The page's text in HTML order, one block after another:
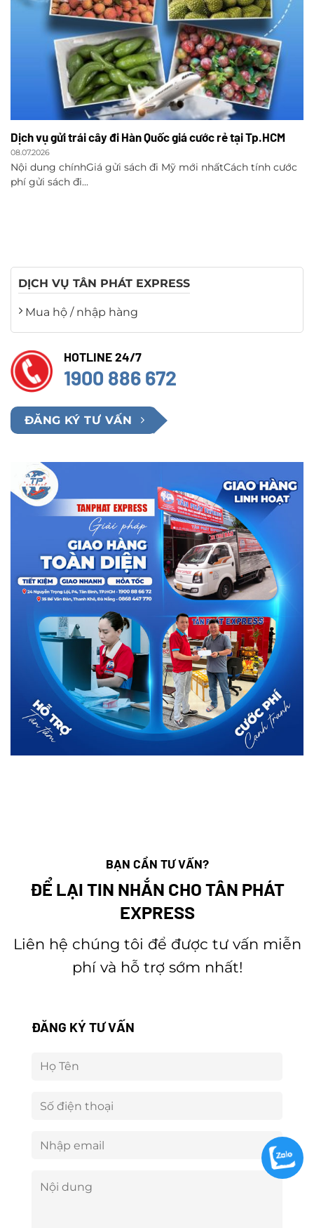
Dịch vụ gửi trái cây đi Hàn Quốc giá cước rẻ tại Tp.HCM
08.07.2026
Nội dung chínhGiá gửi sách đi Mỹ mới nhấtCách tính cước
phí gửi sách đi...
DỊCH VỤ TÂN PHÁT EXPRESS
Mua hộ / nhập hàng
HOTLINE 24/7
1900 886 672
ĐĂNG KÝ TƯ VẤN
BẠN CẦN TƯ VẤN?
ĐỂ LẠI TIN NHẮN CHO TÂN PHÁT
EXPRESS
Liên hệ chúng tôi để được tư vấn miễn
phí và hỗ trợ sớm nhất!
ĐĂNG KÝ TƯ VẤN